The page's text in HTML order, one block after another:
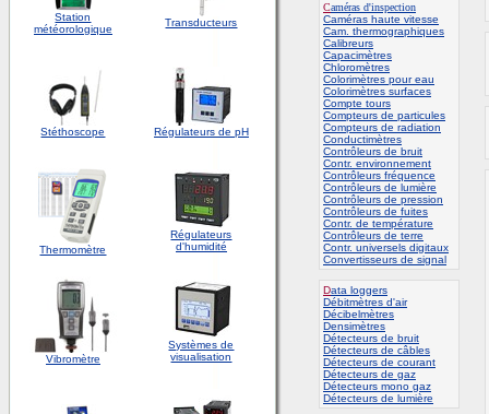
Station
météorologique
Transducteurs
Stéthoscope Régulateurs de pH
Thermomètre
Régulateurs
d'humidité
Vibromètre
Systèmes de
visualisation
Caméras d'inspection
Caméras haute vitesse
Cam. thermographiques
Calibreurs
Capacimètres
Chloromètres
Colorimètres pour eau
Colorimètres surfaces
Compte tours
Compteurs de particules
Compteurs de radiation
Conductimètres
Contrôleurs de bruit
Contr. environnement
Contrôleurs fréquence
Contrôleurs de lumière
Contrôleurs de pression
Contrôleurs de fuites
Contr. de température
Contrôleurs de terre
Contr. universels digitaux
Convertisseurs de signal
Data loggers
Débitmètres d'air
Décibelmètres
Densimètres
Détecteurs de bruit
Détecteurs de câbles
Détecteurs de courant
Détecteurs de gaz
Détecteurs mono gaz
Détecteurs de lumière